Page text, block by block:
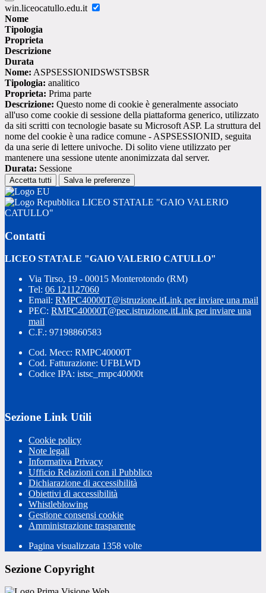
win.liceocatullo.edu.it
Nome
Tipologia
Proprieta
Descrizione
Durata
Nome: ASPSESSIONIDSWSTSBSR
Tipologia: analitico
Proprieta: Prima parte
Descrizione: Questo nome di cookie è generalmente associato
all'uso come cookie di sessione della piattaforma generico, utilizzato
da siti scritti con tecnologie basate su Microsoft ASP. La struttura del
nome del cookie è una radice comune - ASPSESSIONID, seguita
da una serie di lettere univoche. Di solito viene utilizzato per
mantenere una sessione utente anonimizzata dal server.
Durata: Sessione
Accetta tutti Salva le preferenze
LICEO STATALE "GAIO VALERIO
CATULLO"
Contatti
LICEO STATALE "GAIO VALERIO CATULLO"
Via Tirso, 19 - 00015 Monterotondo (RM)
Tel: 06 121127060
Email: RMPC40000T@istruzione.itLink per inviare una mail
PEC: RMPC40000T@pec.istruzione.itLink per inviare una
mail
C.F.: 97198860583
Cod. Mecc: RMPC40000T
Cod. Fatturazione: UFBLWD
Codice IPA: istsc_rmpc40000t
Sezione Link Utili
Cookie policy
Note legali
Informativa Privacy
Ufficio Relazioni con il Pubblico
Dichiarazione di accessibilità
Obiettivi di accessibilità
Whistleblowing
Gestione consensi cookie
Amministrazione trasparente
Pagina visualizzata 1358 volte
Sezione Copyright